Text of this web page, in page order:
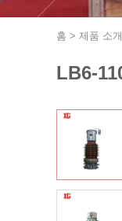
홈 > 제품 소개
LB6-